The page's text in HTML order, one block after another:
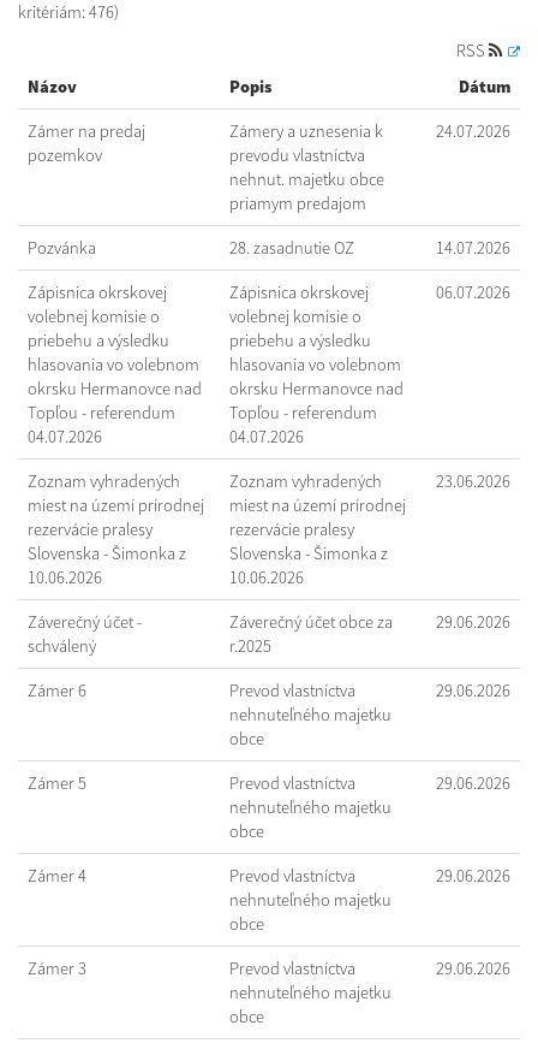
kritériám: 476)
RSS
Názov
Popis Dátum
Zámer na predaj
pozemkov
Zámery a uznesenia k
prevodu vlastníctva
nehnut. majetku obce
priamym predajom
24.07.2026
Pozvánka 28. zasadnutie OZ 14.07.2026
Zápisnica okrskovej
volebnej komisie o
priebehu a výsledku
hlasovania vo volebnom
okrsku Hermanovce nad
Topľou - referendum
04.07.2026
Zápisnica okrskovej
volebnej komisie o
priebehu a výsledku
hlasovania vo volebnom
okrsku Hermanovce nad
Topľou - referendum
04.07.2026
06.07.2026
Zoznam vyhradených
miest na území prírodnej
rezervácie pralesy
Slovenska - Šimonka z
10.06.2026
Zoznam vyhradených
miest na území prírodnej
rezervácie pralesy
Slovenska - Šimonka z
10.06.2026
23.06.2026
Záverečný účet -
schválený
Záverečný účet obce za
r.2025
29.06.2026
Zámer 6
Prevod vlastníctva
nehnuteľného majetku
obce
29.06.2026
Zámer 5
Prevod vlastníctva
nehnuteľného majetku
obce
29.06.2026
Zámer 4
Prevod vlastníctva
nehnuteľného majetku
obce
29.06.2026
Zámer 3
Prevod vlastníctva
nehnuteľného majetku
obce
29.06.2026